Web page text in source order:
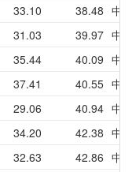
33.10 38.48 中
31.03 39.97 中
35.44 40.09 中
37.41 40.55 中
29.06 40.94 中
34.20 42.38 中
32.63 42.86 中